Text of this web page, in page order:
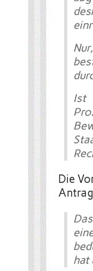
Ist
Die
hat